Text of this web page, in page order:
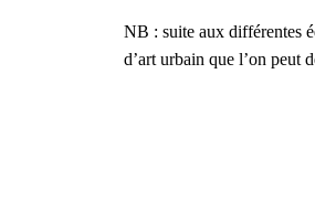
NB : suite aux différentes
d’art urbain que l’on peut